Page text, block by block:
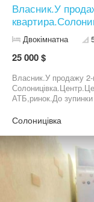
Власник.У
Двокімнатна
25 000 $
Власник.У продажу 2-
АТБ,ринок.До зупинки
Солоницівка